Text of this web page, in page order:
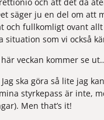
säger ju en del om att
fullkomligt ovant
som vi också
veckan kommer se
ska göra så lite jag
styrkepass är inte,
Men that’s it!